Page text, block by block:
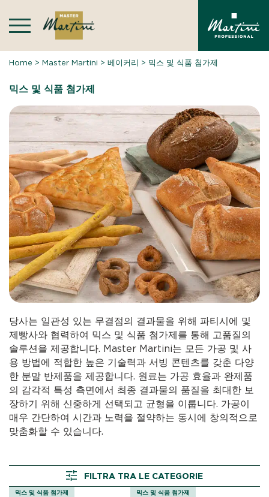
content
Home >Master Martini >베이커리 > 믹스 및 식품 첨가제
믹스 및 식품 첨가제
당사는 일관성 있는 무결점의 결과물을 위해 파티시에 및
제빵사와 협력하여 믹스 및 식품 첨가제를 통해 고품질의
솔루션을 제공합니다. Master Martini는 모든 가공 및 사
용 방법에 적합한 높은 기술력과 서빙 콘텐츠를 갖춘 다양
한 분말 반제품을 제공합니다. 원료는 가공 효율과 완제품
의 감각적 특성 측면에서 최종 결과물의 품질을 최대한 보
장하기 위해 신중하게 선택되고 균형을 이룹니다. 가공이
매우 간단하여 시간과 노력을 절약하는 동시에 창의적으로
맞춤화할 수 있습니다.
FILTRA TRA LE CATEGORIE
믹스 및 식품 첨가제 믹스 및 식품 첨가제